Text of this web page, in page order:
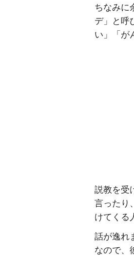
ちなみに
デ」と呼
い」「が
説教を受
言ったり
けてくる
話が逸れ
なので、